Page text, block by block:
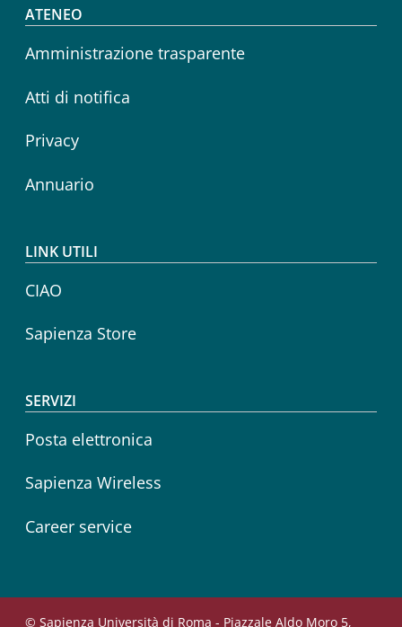
Footer menu
ATENEO
Amministrazione trasparente
Atti di notifica
Privacy
Annuario
LINK UTILI
CIAO
Sapienza Store
SERVIZI
Posta elettronica
Sapienza Wireless
Career service
© Sapienza Università di Roma - Piazzale Aldo Moro 5,